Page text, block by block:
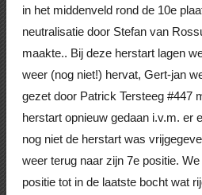
in het middenveld rond de 10e
neutralisatie door Stefan van
maakte.. Bij deze herstart lagen
weer (nog niet!) hervat, Gert-jan
gezet door Patrick Tersteeg #447
herstart opnieuw gedaan i.v.m. er
nog niet de herstart was
weer terug naar zijn 7e positie.
positie tot in de laatste bocht wat